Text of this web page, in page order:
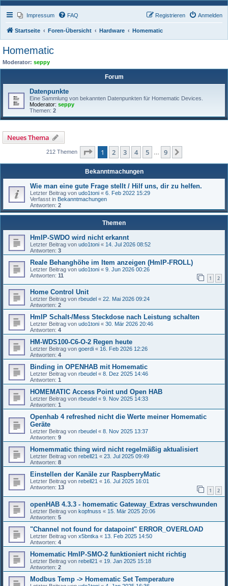
Impressum FAQ Anmelden
Registrieren
Startseite Foren-Übersicht Hardware Homematic
Homematic
Moderator: seppy
Forum
Datenpunkte
Eine Sammlung von bekannten Datenpunkten für Homematic Devices.
Moderator: seppy
Themen: 2
Neues Thema
212 Themen Seite 1von
1 2 3 4 5 9
Bekanntmachungen
Wie man eine gute Frage stellt / Hilf uns, dir zu helfen.
Letzter Beitrag von udo1toni « 6. Feb 2022 15:29
Verfasst in Bekanntmachungen
Antworten: 2
Themen
HmIP-SWDO wird nicht erkannt
Letzter Beitrag von udo1toni « 14. Jul 2026 08:52
Antworten: 3
Reale Behanghöhe im Item anzeigen (HmIP-FROLL)
Letzter Beitrag von udo1toni « 9. Jun 2026 00:26
Antworten: 11 1 2
Home Control Unit
Letzter Beitrag von rbeudel « 22. Mai 2026 09:24
Antworten: 2
HmIP Schalt-/Mess Steckdose nach Leistung schalten
Letzter Beitrag von udo1toni « 30. Mär 2026 20:46
Antworten: 4
HM-WDS100-C6-O-2 Regen heute
Letzter Beitrag von goerdi « 16. Feb 2026 12:26
Antworten: 4
Binding in OPENHAB mit Homematic
Letzter Beitrag von rbeudel « 8. Dez 2025 14:46
Antworten: 1
HOMEMATIC Access Point und Open HAB
Letzter Beitrag von rbeudel « 9. Nov 2025 14:33
Antworten: 1
Openhab 4 refreshed nicht die Werte meiner Homematic
Geräte
Letzter Beitrag von rbeudel « 8. Nov 2025 13:37
Antworten: 9
Homemmatic thing wird nicht regelmäßig aktualisiert
Letzter Beitrag von rebell21 « 23. Jul 2025 09:49
Antworten: 8
Einstellen der Kanäle zur RaspberryMatic
Letzter Beitrag von rebell21 « 16. Jul 2025 16:01
Antworten: 13 1 2
openHAB 4.3.3 - homematic Gateway_Extras verschwunden
Letzter Beitrag von kopfnuss « 15. Mär 2025 20:06
Antworten: 5
"Channel not found for datapoint" ERROR_OVERLOAD
Letzter Beitrag von x5bntka « 13. Feb 2025 14:50
Antworten: 4
Homematic HmIP-SMO-2 funktioniert nicht richtig
Letzter Beitrag von rebell21 « 19. Jan 2025 15:18
Antworten: 2
Modbus Temp -> Homematic Set Temperature